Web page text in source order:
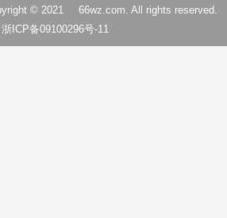
© 2021 66wz.com. All rights reserved.
浙ICP备09100296号-11